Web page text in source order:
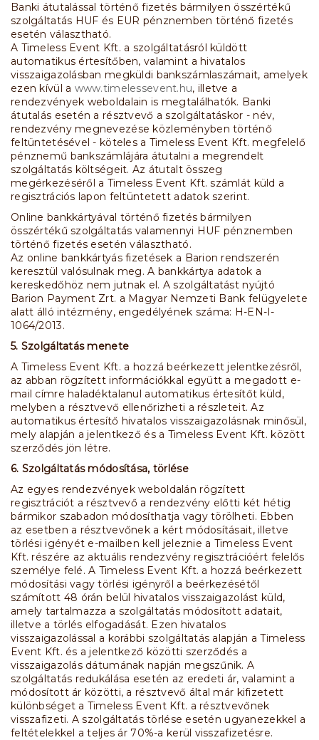
Banki átutalással történő fizetés bármilyen összértékű
szolgáltatás HUF és EUR pénznemben történő fizetés
esetén választható.
A Timeless Event Kft. a szolgáltatásról küldött
automatikus értesítőben, valamint a hivatalos
visszaigazolásban megküldi bankszámlaszámait, amelyek
ezen kívül a www.timelessevent.hu, illetve a
rendezvények weboldalain is megtalálhatók. Banki
átutalás esetén a résztvevő a szolgáltatáskor - név,
rendezvény megnevezése közleményben történő
feltüntetésével - köteles a Timeless Event Kft. megfelelő
pénznemű bankszámlájára átutalni a megrendelt
szolgáltatás költségeit. Az átutalt összeg
megérkezéséről a Timeless Event Kft. számlát küld a
regisztrációs lapon feltüntetett adatok szerint.
Online bankkártyával történő fizetés bármilyen
összértékű szolgáltatás valamennyi HUF pénznemben
történő fizetés esetén választható.
Az online bankkártyás fizetések a Barion rendszerén
keresztül valósulnak meg. A bankkártya adatok a
kereskedőhöz nem jutnak el. A szolgáltatást nyújtó
Barion Payment Zrt. a Magyar Nemzeti Bank felügyelete
alatt álló intézmény, engedélyének száma: H-EN-I-
1064/2013.
5. Szolgáltatás menete
A Timeless Event Kft. a hozzá beérkezett jelentkezésről,
az abban rögzített információkkal együtt a megadott e-
mail címre haladéktalanul automatikus értesítőt küld,
melyben a résztvevő ellenőrizheti a részleteit. Az
automatikus értesítő hivatalos visszaigazolásnak minősül,
mely alapján a jelentkező és a Timeless Event Kft. között
szerződés jön létre.
6. Szolgáltatás módosítása, törlése
Az egyes rendezvények weboldalán rögzített
regisztrációt a résztvevő a rendezvény előtti két hétig
bármikor szabadon módosíthatja vagy törölheti. Ebben
az esetben a résztvevőnek a kért módosításait, illetve
törlési igényét e-mailben kell jeleznie a Timeless Event
Kft. részére az aktuális rendezvény regisztrációért felelős
személye felé. A Timeless Event Kft. a hozzá beérkezett
módosítási vagy törlési igényről a beérkezésétől
számított 48 órán belül hivatalos visszaigazolást küld,
amely tartalmazza a szolgáltatás módosított adatait,
illetve a törlés elfogadását. Ezen hivatalos
visszaigazolással a korábbi szolgáltatás alapján a Timeless
Event Kft. és a jelentkező közötti szerződés a
visszaigazolás dátumának napján megszűnik. A
szolgáltatás redukálása esetén az eredeti ár, valamint a
módosított ár közötti, a résztvevő által már kifizetett
különbséget a Timeless Event Kft. a résztvevőnek
visszafizeti. A szolgáltatás törlése esetén ugyanezekkel a
feltételekkel a teljes ár 70%-a kerül visszafizetésre.